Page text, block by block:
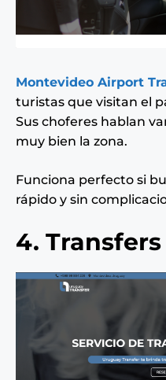
Montevideo Airport
turistas que visitan el
Sus choferes hablan
muy bien la zona.
Funciona perfecto si
rápido y sin
4.